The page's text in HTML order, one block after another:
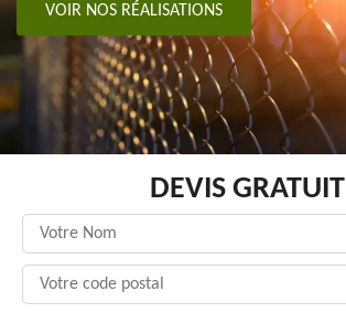
VOIR NOS RÉALISATIONS
DEVIS GRATUIT